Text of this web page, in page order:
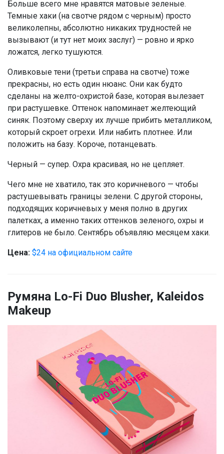
Больше всего мне нравятся матовые зеленые.
Темные хаки (на свотче рядом с черным) просто
великолепны, абсолютно никаких трудностей не
вызывают (и тут нет моих заслуг) — ровно и ярко
ложатся, легко тушуются.
Оливковые тени (третьи справа на свотче) тоже
прекрасны, но есть один нюанс. Они как будто
сделаны на желто-охристой базе, которая вылезает
при растушевке. Оттенок напоминает желтеющий
синяк. Поэтому сверху их лучше прибить металликом,
который скроет огрехи. Или набить плотнее. Или
положить на базу. Короче, потанцевать.
Черный — супер. Охра красивая, но не цепляет.
Чего мне не хватило, так это коричневого — чтобы
растушевывать границы зелени. С другой стороны,
подходящих коричневых у меня полно в других
палетках, а именно таких оттенков зеленого, охры и
глитеров не было. Сентябрь объявляю месяцем хаки.
Цена: $24 на официальном сайте
Румяна Lo-Fi Duo Blusher, Kaleidos
Makeup